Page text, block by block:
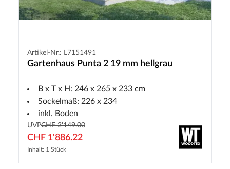
Artikel-Nr.: L7151491
Gartenhaus Punta 2 19 mm hellgrau
B x T x H: 246 x 265 x 233 cm
Sockelmaß: 226 x 234
inkl. Boden
UVPCHF 2'149.00
CHF 1'886.22
Inhalt: 1 Stück